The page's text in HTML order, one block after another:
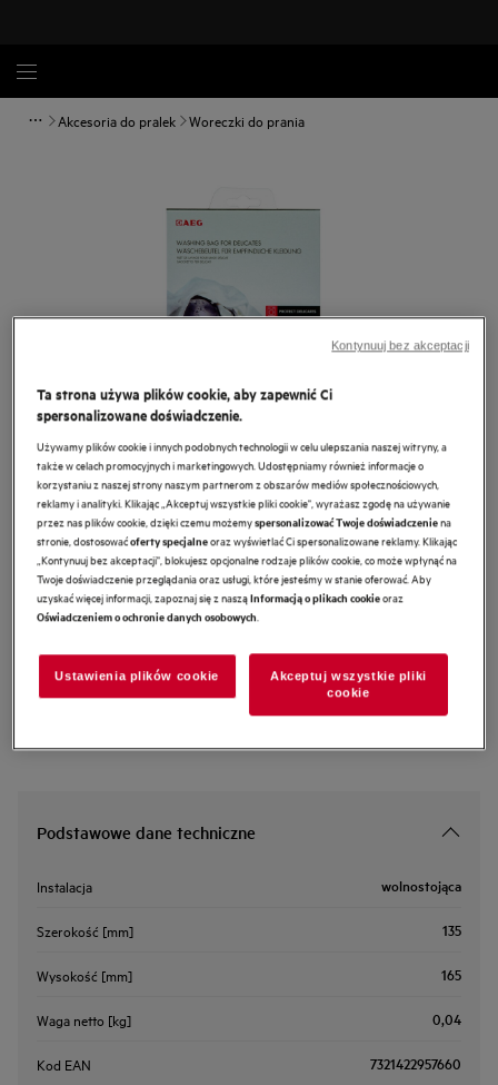
Akcesoria do pralek Woreczki do prania
A4WZWB31
Woreczek do prania (40x60 cm)
0 (0)
Worki do pralek chronią delikatne pranie w trakcie pracy pralki.
Podstawowe dane techniczne
Instalacja wolnostojąca
Szerokość [mm] 135
Wysokość [mm] 165
Waga netto [kg] 0,04
Kod EAN 7321422957660
Ta strona używa plików cookie, aby zapewnić Ci
spersonalizowane doświadczenie.
Używamy plików cookie i innych podobnych technologii w celu ulepszania naszej witryny, a
także w celach promocyjnych i marketingowych. Udostępniamy również informacje o
korzystaniu z naszej strony naszym partnerom z obszarów mediów społecznościowych,
reklamy i analityki. Klikając „Akceptuj wszystkie pliki cookie", wyrażasz zgodę na używanie
przez nas plików cookie, dzięki czemu możemyspersonalizować Twoje doświadczeniena
stronie, dostosowaćoferty specjalneoraz wyświetlać Ci spersonalizowane reklamy. Klikając
„Kontynuuj bez akceptacji", blokujesz opcjonalne rodzaje plików cookie, co może wpłynąć na
Twoje doświadczenie przeglądania oraz usługi, które jesteśmy w stanie oferować. Aby
uzyskać więcej informacji, zapoznaj się z nasząInformacją o plikach cookieoraz
Oświadczeniem o ochronie danych osobowych
Ustawienia plików cookie
Akceptuj wszystkie pliki
cookie
Kontynuuj bez akceptacji